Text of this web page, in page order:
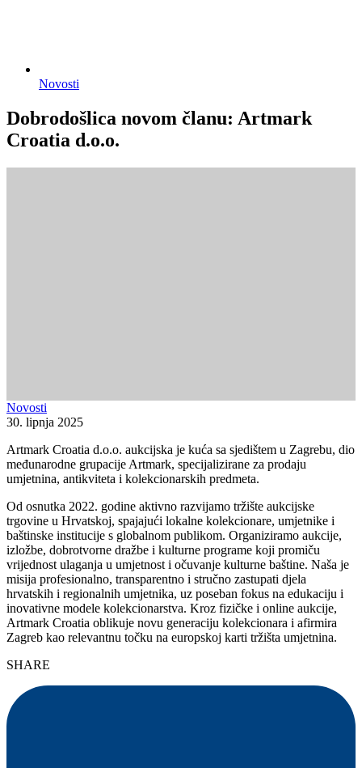
Novosti
Dobrodošlica novom članu: Artmark
Croatia d.o.o.
Novosti
30. lipnja 2025
Artmark Croatia d.o.o. aukcijska je kuća sa sjedištem u Zagrebu, dio
međunarodne grupacije Artmark, specijalizirane za prodaju
umjetnina, antikviteta i kolekcionarskih predmeta.
Od osnutka 2022. godine aktivno razvijamo tržište aukcijske
trgovine u Hrvatskoj, spajajući lokalne kolekcionare, umjetnike i
baštinske institucije s globalnom publikom. Organiziramo aukcije,
izložbe, dobrotvorne dražbe i kulturne programe koji promiču
vrijednost ulaganja u umjetnost i očuvanje kulturne baštine. Naša je
misija profesionalno, transparentno i stručno zastupati djela
hrvatskih i regionalnih umjetnika, uz poseban fokus na edukaciju i
inovativne modele kolekcionarstva. Kroz fizičke i online aukcije,
Artmark Croatia oblikuje novu generaciju kolekcionara i afirmira
Zagreb kao relevantnu točku na europskoj karti tržišta umjetnina.
SHARE